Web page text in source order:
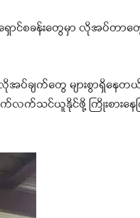
ာင်စခန်းတွေမှာ လိုအပ်တ
ျက်တွေ များစွာရှိနေတယ်
င်ယူနိုင်ဖို့ ကြိုးစားနေက